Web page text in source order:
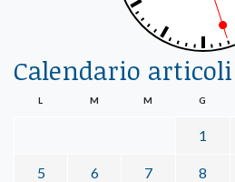
Calendario articoli
L M M G
1
5 6 7 8